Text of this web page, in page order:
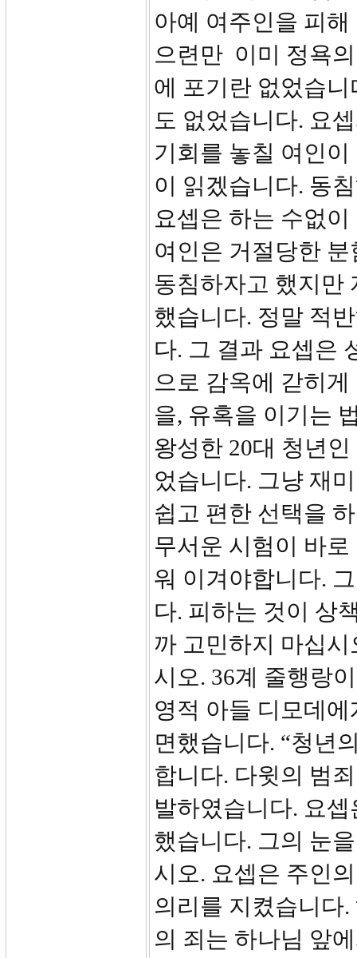
아예 여주인을 피
으련만 이미 정욕
에 포기란 없었습
도 없었습니다. 요
기회를 놓칠 여인
이 읽겠습니다. 동
요셉은 하는 수없
여인은 거절당한
동침하자고 했지만
했습니다. 정말 적
다. 그 결과 요셉은
으로 감옥에 갇히
을, 유혹을 이기는
왕성한 20대 청년
었습니다. 그냥 재
쉽고 편한 선택을
무서운 시험이 바
워 이겨야합니다.
다. 피하는 것이 상
까 고민하지 마십
시오. 36계 줄행랑
영적 아들 디모데
면했습니다. “청년
합니다. 다윗의 범
발하였습니다. 요
했습니다. 그의 눈
시오. 요셉은 주인
의리를 지켰습니다
의 죄는 하나님 앞